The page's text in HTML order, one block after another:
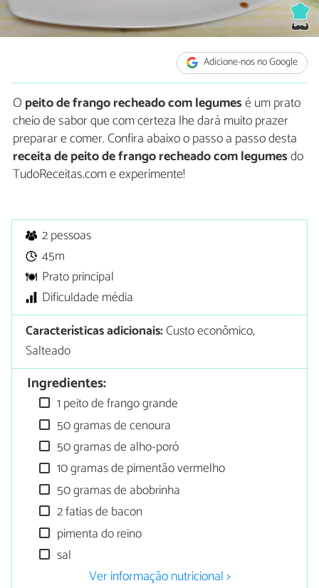
Adicione-nos no Google
Opeito de frango recheado com legumesé um prato
cheio de sabor que com certeza lhe dará muito prazer
preparar e comer. Confira abaixo o passo a passo desta
receita de peito de frango recheado com legumesdo
TudoReceitas.com e experimente!
2 pessoas
45m
Prato principal
Dificuldade média
Características adicionais:Custo econômico,
Salteado
Ingredientes:
1 peito de frango grande
50 gramas de cenoura
50 gramas de alho-poró
10 gramas de pimentão vermelho
50 gramas de abobrinha
2 fatias de bacon
pimenta do reino
sal
Ver informação nutricional >